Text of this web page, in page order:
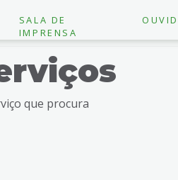
SALA DE
IMPRENSA
que procura